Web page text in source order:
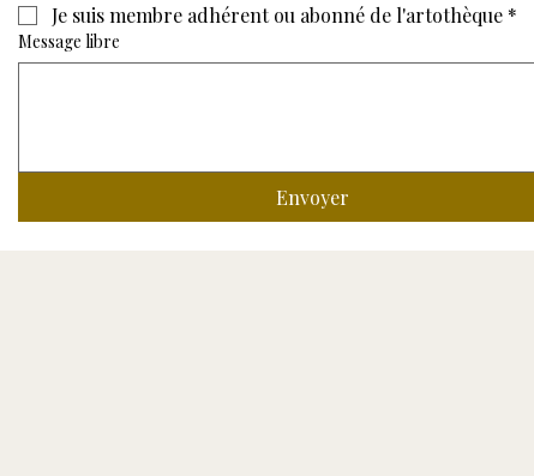
Je suis membre adhérent ou abonné de l'artothèque *
Message libre
Envoyer